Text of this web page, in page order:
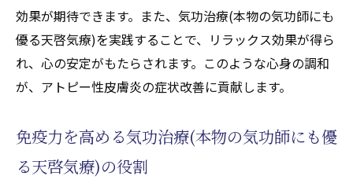
効果が期待できます。また、気功治療(本物の気功師にも
優る天啓気療)を実践することで、リラックス効果が得ら
れ、心の安定がもたらされます。このような心身の調和
が、アトピー性皮膚炎の症状改善に貢献します。
免疫力を高める気功治療(本物の気功師にも優
る天啓気療)の役割